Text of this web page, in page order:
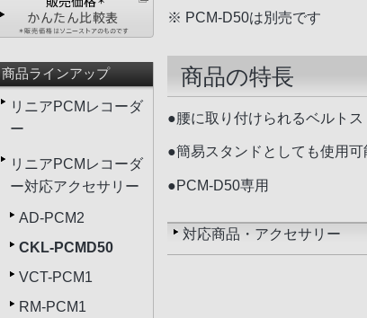
商品ラインアップ
リニアPCMレコーダ
ー
リニアPCMレコーダ
ー対応アクセサリー
AD-PCM2
CKL-PCMD50
VCT-PCM1
RM-PCM1
※ PCM-D50は別売です
商品の特長
●腰に取り付けられるベルトス
●簡易スタンドとしても使用可
●PCM-D50専用
対応商品・アクセサリー